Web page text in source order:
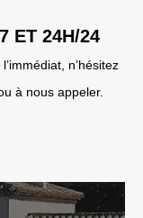
ET 24H/24
n’hésitez
à nous appeler.